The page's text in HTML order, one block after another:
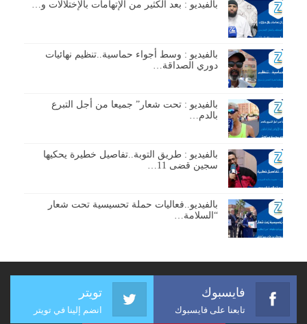
بالفيديو : بعد الكثير من الإتهامات بالإختلالات و…
بالفيديو : وسط أجواء حماسية..تنظيم نهائيات
دوري الصداقة…
بالفيديو : تحت شعار” جميعا من أجل التبرع
بالدم…
بالفيديو : طريق التوبة..تفاصيل خطيرة يحكيها
سجين قضى 11…
بالفيديو..فعاليات حملة تحسيسية تحت شعار
“السلامة…
فايسبوك
تابعنا على فايسبوك
تويتر
انضم إلينا في تويتر